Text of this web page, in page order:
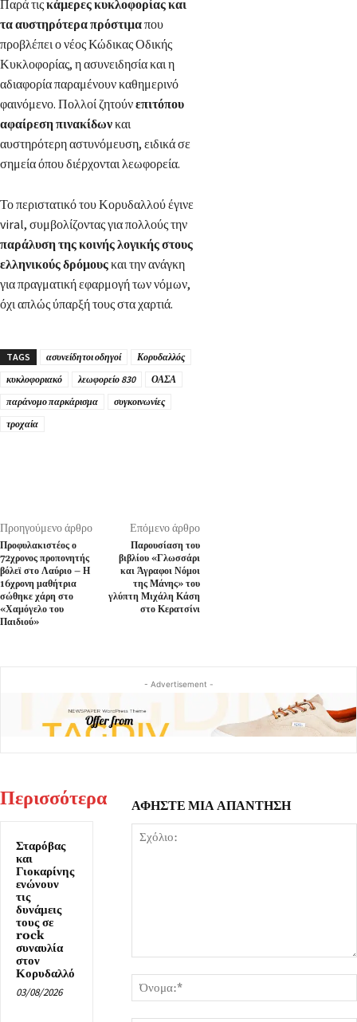
Παρά τιςκάμερες κυκλοφορίας και
τα αυστηρότερα πρόστιμαπου
προβλέπει ο νέος Κώδικας Οδικής
Κυκλοφορίας, η ασυνειδησία και η
αδιαφορία παραμένουν καθημερινό
φαινόμενο. Πολλοί ζητούνεπιτόπου
αφαίρεση πινακίδωνκαι
αυστηρότερη αστυνόμευση, ειδικά σε
σημεία όπου διέρχονται λεωφορεία.
Το περιστατικό του Κορυδαλλού έγινε
viral, συμβολίζοντας για πολλούς την
παράλυση της κοινής λογικής στους
ελληνικούς δρόμουςκαι την ανάγκη
για πραγματική εφαρμογή των νόμων,
όχι απλώς ύπαρξή τους στα χαρτιά.
TAGS ασυνείδητοι οδηγοί
Κορυδαλλός
κυκλοφοριακό
λεωφορείο 830
ΟΑΣΑ
παράνομο παρκάρισμα
συγκοινωνίες
τροχαία
Προηγούμενο άρθρο
Προφυλακιστέος ο
72χρονος προπονητής
βόλεϊ στο Λαύριο – Η
16χρονη μαθήτρια
σώθηκε χάρη στο
«Χαμόγελο του
Παιδιού»
Επόμενο άρθρο
Παρουσίαση του
βιβλίου «Γλωσσάρι
και Άγραφοι Νόμοι
της Μάνης» του
γλύπτη Μιχάλη Κάση
στο Κερατσίνι
- Advertisement -
Περισσότερα
Σταρόβας
και
Γιοκαρίνης
ενώνουν
τις
δυνάμεις
τους σε
rock
συναυλία
στον
Κορυδαλλό
03/08/2026
ΑΦΗΣΤΕ ΜΙΑ ΑΠΑΝΤΗΣΗ